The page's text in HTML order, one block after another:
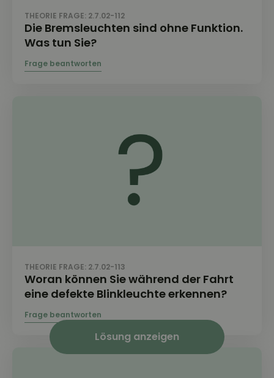
Lösung anzeigen
THEORIE FRAGE: 2.7.02-112
Die Bremsleuchten sind ohne Funktion.
Was tun Sie?
THEORIE FRAGE: 2.7.02-113
Woran können Sie während der Fahrt
eine defekte Blinkleuchte erkennen?